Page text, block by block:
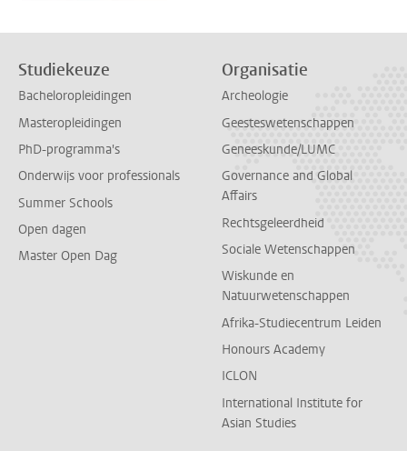
Studiekeuze
Bacheloropleidingen
Masteropleidingen
PhD-programma's
Onderwijs voor professionals
Summer Schools
Open dagen
Master Open Dag
Organisatie
Archeologie
Geesteswetenschappen
Geneeskunde/LUMC
Governance and Global
Affairs
Rechtsgeleerdheid
Sociale Wetenschappen
Wiskunde en
Natuurwetenschappen
Afrika-Studiecentrum Leiden
Honours Academy
ICLON
International Institute for
Asian Studies